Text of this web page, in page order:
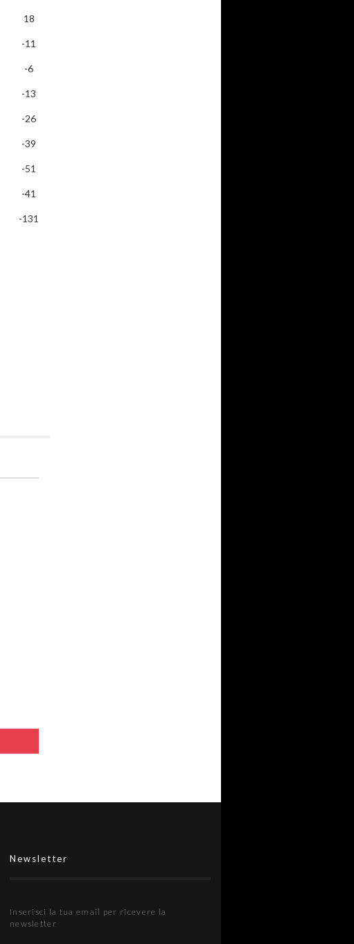
18
-11
-6
-13
-26
-39
-51
-41
-131
Newsletter
Inserisci la tua email per ricevere la
newsletter